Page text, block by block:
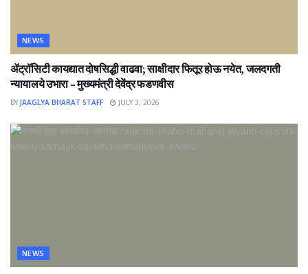
NEWS
ॲट्रॉसिटी कायद्यात दोषसिद्धी वाढवा; साक्षीदार फितूर होऊ नयेत, जलदगती
न्यायालये उभारा – मुख्यमंत्री देवेंद्र फडणवीस
BY JAAGLYA BHARAT STAFF JULY 3, 2026
NEWS